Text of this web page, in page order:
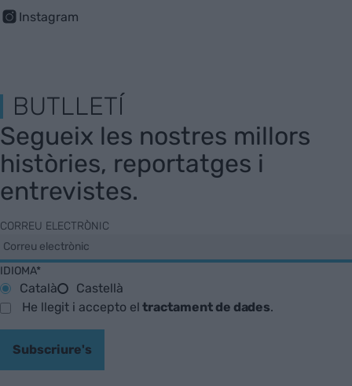
Instagram
BUTLLETÍ
Segueix les nostres millors
històries, reportatges i
entrevistes.
CORREU ELECTRÒNIC
IDIOMA*
Català
Castellà
He llegit i accepto eltractament de dades.
Subscriure's